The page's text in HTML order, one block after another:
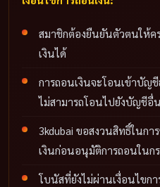
สมาชิกต้องยืนยันตัวตนให้ค
เงินได้
การถอนเงินจะโอนเข้าบัญ
ไม่สามารถโอนไปยังบัญชีอื่
3kdubai ขอสงวนสิทธิ์ในก
เงินก่อนอนุมัติการถอนใน
โบนัสที่ยังไม่ผ่านเงื่อนไขก